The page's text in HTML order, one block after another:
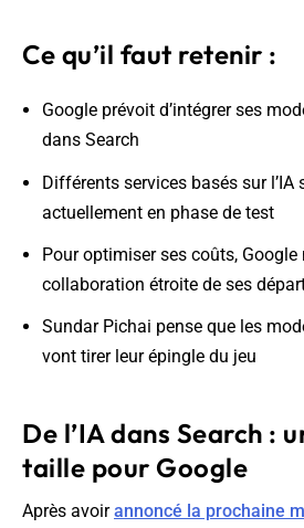
Ce qu’il faut retenir :
Google prévoit d’intégrer ses
dans Search
Différents services basés sur l’IA
actuellement en phase de test
Pour optimiser ses coûts, Google
collaboration étroite de ses
Sundar Pichai pense que les
vont tirer leur épingle du jeu
De l’IA dans Search :
taille pour Google
Après avoirannoncé la prochaine